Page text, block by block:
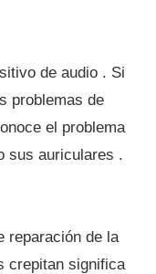
de audio . Si
problemas de
el problema
sus auriculares .
reparación de la
crepitan significa